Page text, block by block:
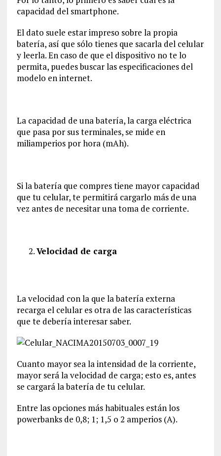
capacidad del smartphone.
El dato suele estar impreso sobre la propia
batería, así que sólo tienes que sacarla del celular
y leerla. En caso de que el dispositivo no te lo
permita, puedes buscar las especificaciones del
modelo en internet.
La capacidad de una batería, la carga eléctrica
que pasa por sus terminales, se mide en
miliamperios por hora (mAh).
Si la batería que compres tiene mayor capacidad
que tu celular, te permitirá cargarlo más de una
vez antes de necesitar una toma de corriente.
Velocidad de carga
La velocidad con la que la batería externa
recarga el celular es otra de las características
que te debería interesar saber.
Cuanto mayor sea la intensidad de la corriente,
mayor será la velocidad de carga; esto es, antes
se cargará la batería de tu celular.
Entre las opciones más habituales están los
powerbanks de 0,8; 1; 1,5 o 2 amperios (A).